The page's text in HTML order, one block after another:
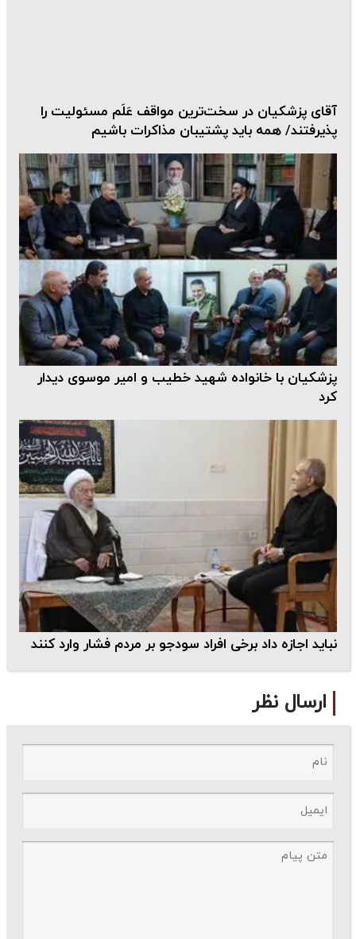
آقای پزشکیان در سخت‌ترین مواقف عَلَم مسئولیت را
پذیرفتند/ همه باید پشتیبان مذاکرات باشیم
پزشکیان با خانواده شهید خطیب و امیر موسوی دیدار
کرد
نباید اجازه داد برخی افراد سودجو بر مردم فشار وارد کنند
ارسال نظر